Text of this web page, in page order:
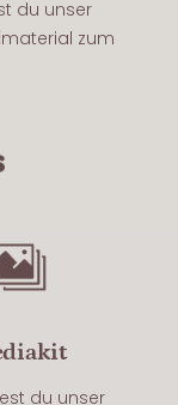
du unser
zum
du unser